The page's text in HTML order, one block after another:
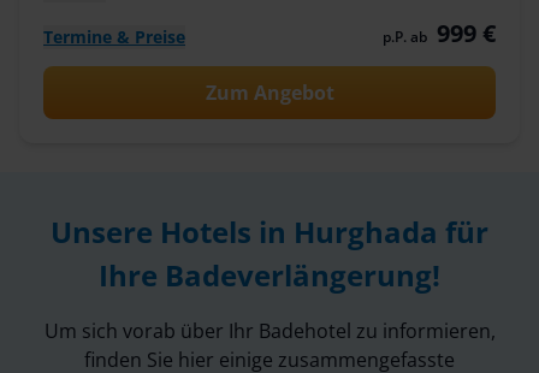
Termine & Preise p.P. ab 999 €
Zum Angebot
Unsere Hotels in Hurghada für
Ihre Badeverlängerung!
Um sich vorab über Ihr Badehotel zu informieren,
finden Sie hier einige zusammengefasste